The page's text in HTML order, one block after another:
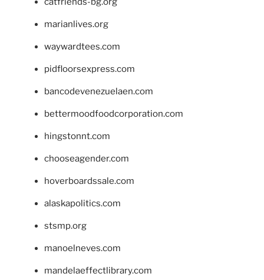
marianlives.org
waywardtees.com
pidfloorsexpress.com
bancodevenezuelaen.com
bettermoodfoodcorporation.com
hingstonnt.com
chooseagender.com
hoverboardssale.com
alaskapolitics.com
stsmp.org
manoelneves.com
mandelaeffectlibrary.com